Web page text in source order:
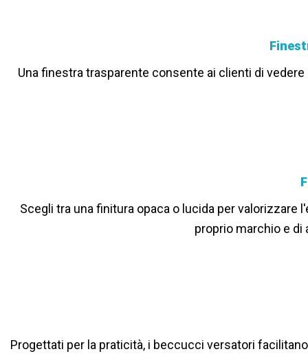
Una finestra trasparente consente ai clienti di
Scegli tra una finitura opaca o lucida per
proprio marchio e
Progettati per la praticità, i beccucci versatori